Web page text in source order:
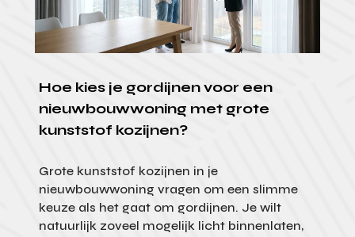
Hoe kies je gordijnen voor een
nieuwbouwwoning met grote
kunststof kozijnen?
Grote kunststof kozijnen in je
nieuwbouwwoning vragen om een slimme
keuze als het gaat om gordijnen. Je wilt
natuurlijk zoveel mogelijk licht binnenlaten,